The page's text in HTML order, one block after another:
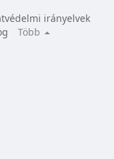
irányelvek
Több